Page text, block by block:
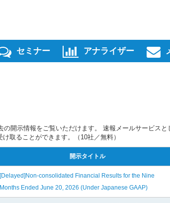
セミナー アナライザー
の開示情報をご覧いただけます。 速報メールサービスと
取ることができます。（10社／無料）
開示タイトル
[Delayed]Non-consolidated Financial Results for the Nine
Months Ended June 20, 2026 (Under Japanese GAAP)